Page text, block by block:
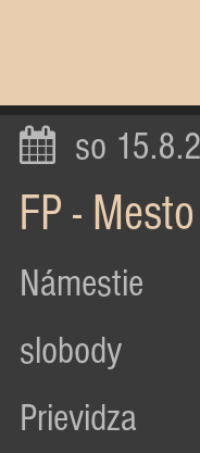
so
FP -
Námestie
slobody
Prievidza